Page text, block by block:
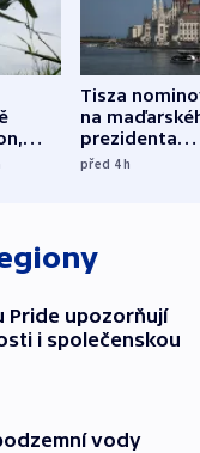
Tisza
na
prezidenta
bývalého
před 4h
Pride upozorňují
i společenskou
vody